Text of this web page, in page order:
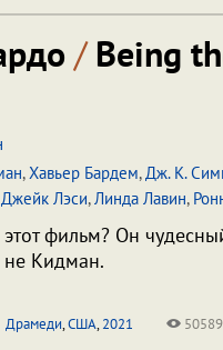
/Being
,Хавьер Бардем,Дж. К.
Джейк Лэси,Линда Лавин,
фильм? Он
не Кидман.
Драмеди,США,2021 50589